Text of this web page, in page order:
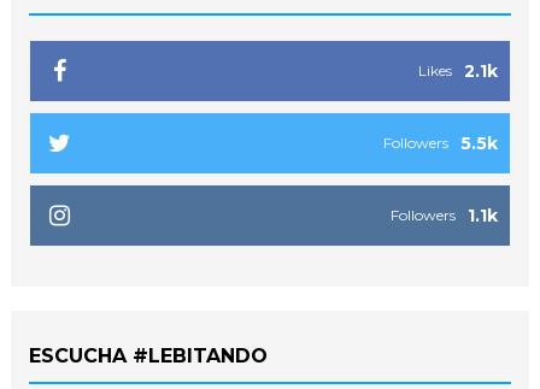
2.1k
Likes
5.5k
Followers
1.1k
Followers
ESCUCHA #LEBITANDO